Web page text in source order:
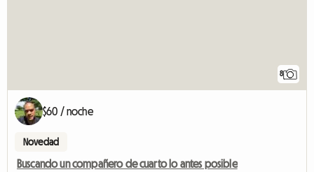
8
$60 / noche
Novedad
Buscando un compañero de cuarto lo antes posible